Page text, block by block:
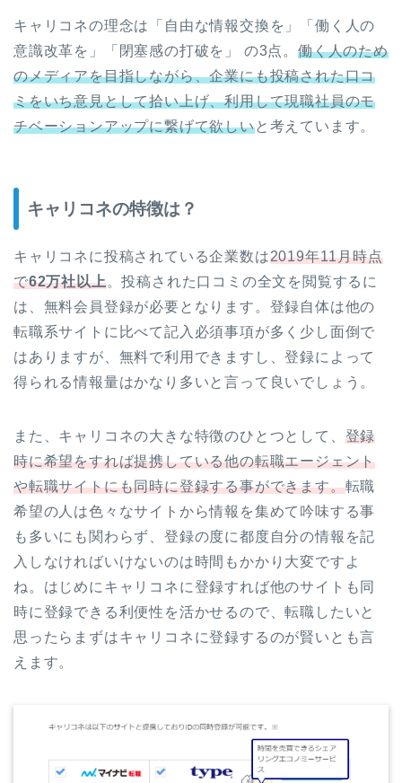
キャリコネの理念は「自由な情報交換を」「働く人の
意識改革を」「閉塞感の打破を」 の3点。 働く人のため
のメディアを目指しながら、企業にも投稿された口コ
ミをいち意見として拾い上げ、利用して現職社員のモ
チベーションアップに繋げて欲しいと考えています。
キャリコネの特徴は？
キャリコネに投稿されている企業数は2019年11月時点
で62万社以上。投稿された口コミの全文を閲覧するに
は、無料会員登録が必要となります。登録自体は他の
転職系サイトに比べて記入必須事項が多く少し面倒で
はありますが、無料で利用できますし、登録によって
得られる情報量はかなり多いと言って良いでしょう。
また、キャリコネの大きな特徴のひとつとして、 登録
時に希望をすれば提携している他の転職エージェント
や転職サイトにも同時に登録する事ができます。転職
希望の人は色々なサイトから情報を集めて吟味する事
も多いにも関わらず、登録の度に都度自分の情報を記
入しなければいけないのは時間もかかり大変ですよ
ね。はじめにキャリコネに登録すれば他のサイトも同
時に登録できる利便性を活かせるので、転職したいと
思ったらまずはキャリコネに登録するのが賢いとも言
えます。